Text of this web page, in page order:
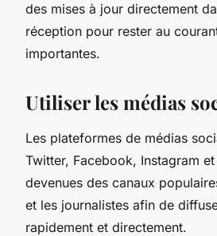
des mises à jour directement
réception pour rester au
importantes.
Utiliser les médias
Les plateformes de médias
Twitter, Facebook, Instagram
devenues des canaux
et les journalistes afin de
rapidement et directement.